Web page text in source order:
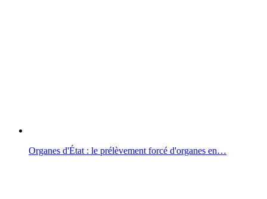
Organes d'État : le prélèvement forcé d'organes en…